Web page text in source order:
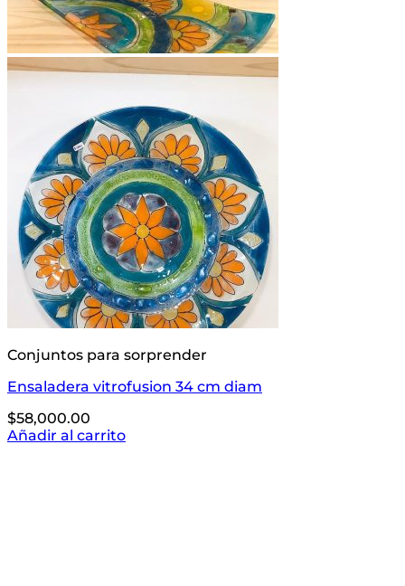
Conjuntos para sorprender
Ensaladera vitrofusion 34 cm diam
$58,000.00
Añadir al carrito